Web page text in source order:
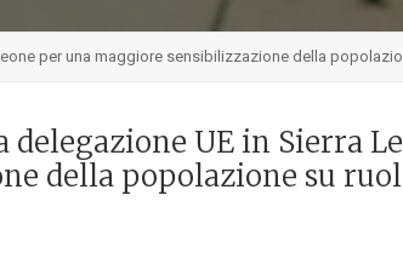
per una maggiore sensibilizzazione della
UE in Sierra
della popolazione su